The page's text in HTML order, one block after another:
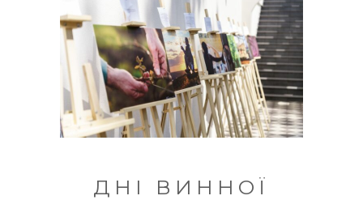
ДНІ ВИННОЇ